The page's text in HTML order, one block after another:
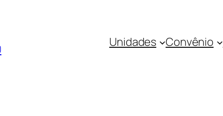
Unidades Convênio